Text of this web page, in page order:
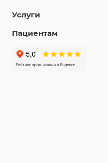
Услуги
Пациентам